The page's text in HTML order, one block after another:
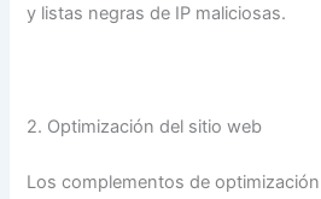
y listas negras de IP maliciosas.
2. Optimización del sitio web
Los complementos de